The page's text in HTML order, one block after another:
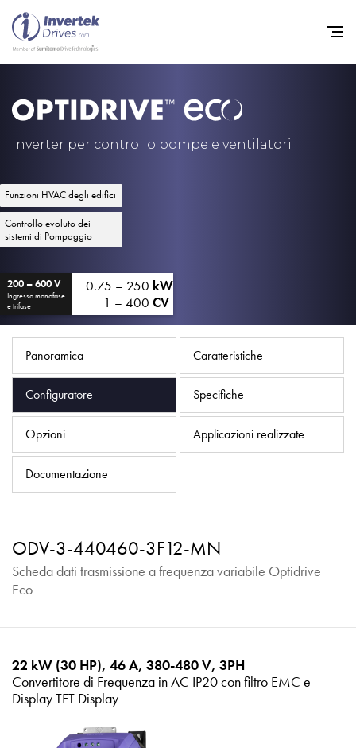
Inverter per controllo pompe e ventilatori
Funzioni HVAC degli edifici
Controllo evoluto dei
sistemi di Pompaggio
200 – 600 V
Ingresso monofase
e trifase
0.75 – 250 kW
1 – 400 CV
Panoramica Caratteristiche
Configuratore Specifiche
Opzioni Applicazioni realizzate
Documentazione
ODV-3-440460-3F12-MN
Scheda dati trasmissione a frequenza variabile Optidrive
Eco
22 kW (30 HP), 46 A, 380-480 V, 3PH
Convertitore di Frequenza in AC IP20 con filtro EMC e
Display TFT Display
Home
Convertitori di Frequenza -
Informativa sulla privacy
Mappa del sito
iSource Accedere